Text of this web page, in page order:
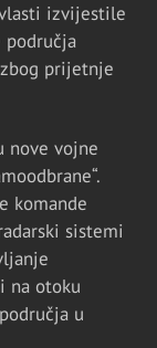
izvijestile
područja
prijetnje
nove vojne
komande
sistemi
na otoku
u